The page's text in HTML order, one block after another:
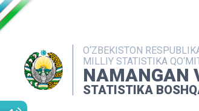
O‘ZBEKISTON
MILLIY STATISTIKA
NAMANGAN
STATISTIKA